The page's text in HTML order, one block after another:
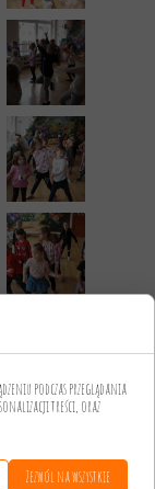
podczas przeglądania
treści, oraz
Zezwól na wszystkie